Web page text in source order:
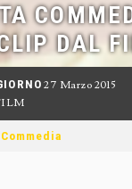
DAL
27 Marzo 2015